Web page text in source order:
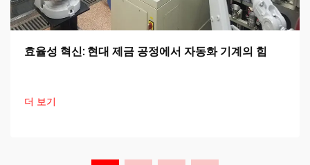
효율성 혁신: 현대 제금 공정에서 자동화 기계의 힘
더 보기